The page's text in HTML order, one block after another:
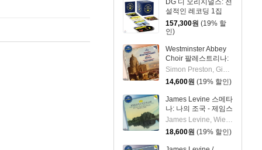
DG 디 오리지널스: 전
설적인 레코딩 1집
[50CD 박스세트] (DG
The Originals:
Recordings)
157,300원 (19% 할
인)
Westminster Abbey
Choir 팔레스트리나:
마르첼 교황 미사 / 알
레그리: 미제레레 - 웨
스트민스터 사원 합창
단 (Palestrina: Missa
Papae marcelli /
Allegri: Miserere)
Simon Preston, Giovanni Pierluigi Da Palestrina, Westminster Abbey Choir, Gregorio Allegri
14,600원 (19% 할인)
James Levine 스메타
나: 나의 조국 - 제임스
레바인, 빈 필하모닉
(Smetana: Ma Vlast
[My Fatherland])
James Levine, Wiener Philharmoniker, Bedrich Smetana
18,600원 (19% 할인)